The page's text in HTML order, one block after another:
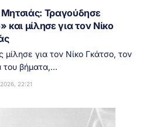
Τραγούδησε
μίλησε για τον Νίκο
για τον Νίκο Γκάτσο, τον
βήματα,...
22:21